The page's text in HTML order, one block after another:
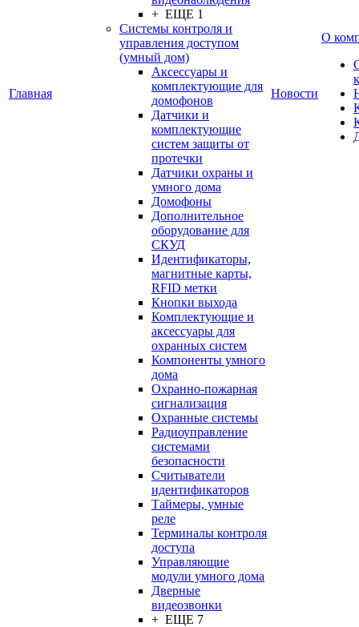
Главная
+ ЕЩЕ 1
Системы контроля и
управления доступом
(умный дом)
Аксессуары и
комплектующие для
домофонов
Датчики и
комплектующие
систем защиты от
протечки
Датчики охраны и
умного дома
Домофоны
Дополнительное
оборудование для
СКУД
Идентификаторы,
магнитные карты,
RFID метки
Кнопки выхода
Комплектующие и
аксессуары для
охранных систем
Компоненты умного
дома
Охранно-пожарная
сигнализация
Охранные системы
Радиоуправление
системами
безопасности
Считыватели
идентификаторов
Таймеры, умные
реле
Терминалы контроля
доступа
Управляющие
модули умного дома
Дверные
видеозвонки
+ ЕЩЕ 7
Новости
О